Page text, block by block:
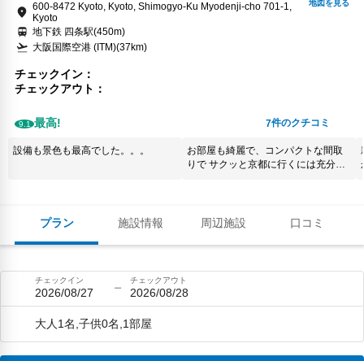
プラン 施設情報 周辺施設 口コミ
600-8472 Kyoto, Kyoto, Shimogyo-Ku Myodenji-cho 701-1,
Kyoto
地下鉄 四条駅(450m)
大阪国際空港 (ITM)(37km)
チェックイン
チェックアウト
9.1 最高! 7件のクチコミ
設備も景色も最高でした。。。
お部屋も綺麗で、コンパクトな間取
りで サクッと京都に行くには充分な
チェックイン
2026/08/27
チェックアウト
2026/08/28
大人1名,子供0名,1部屋